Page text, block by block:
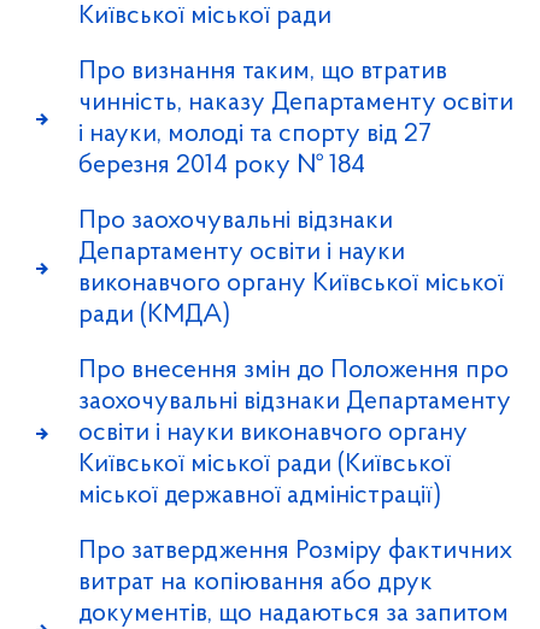
Київської міської ради
Про визнання таким, що втратив
чинність, наказу Департаменту освіти
і науки, молоді та спорту від 27
березня 2014 року № 184
Про заохочувальні відзнаки
Департаменту освіти і науки
виконавчого органу Київської міської
ради (КМДА)
Про внесення змін до Положення про
заохочувальні відзнаки Департаменту
освіти і науки виконавчого органу
Київської міської ради (Київської
міської державної адміністрації)
Про затвердження Розміру фактичних
витрат на копіювання або друк
документів, що надаються за запитом